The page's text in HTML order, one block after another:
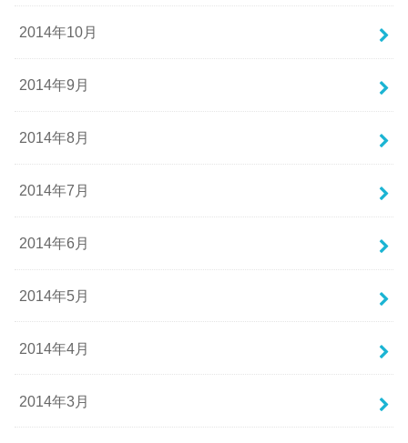
2014年10月
2014年9月
2014年8月
2014年7月
2014年6月
2014年5月
2014年4月
2014年3月